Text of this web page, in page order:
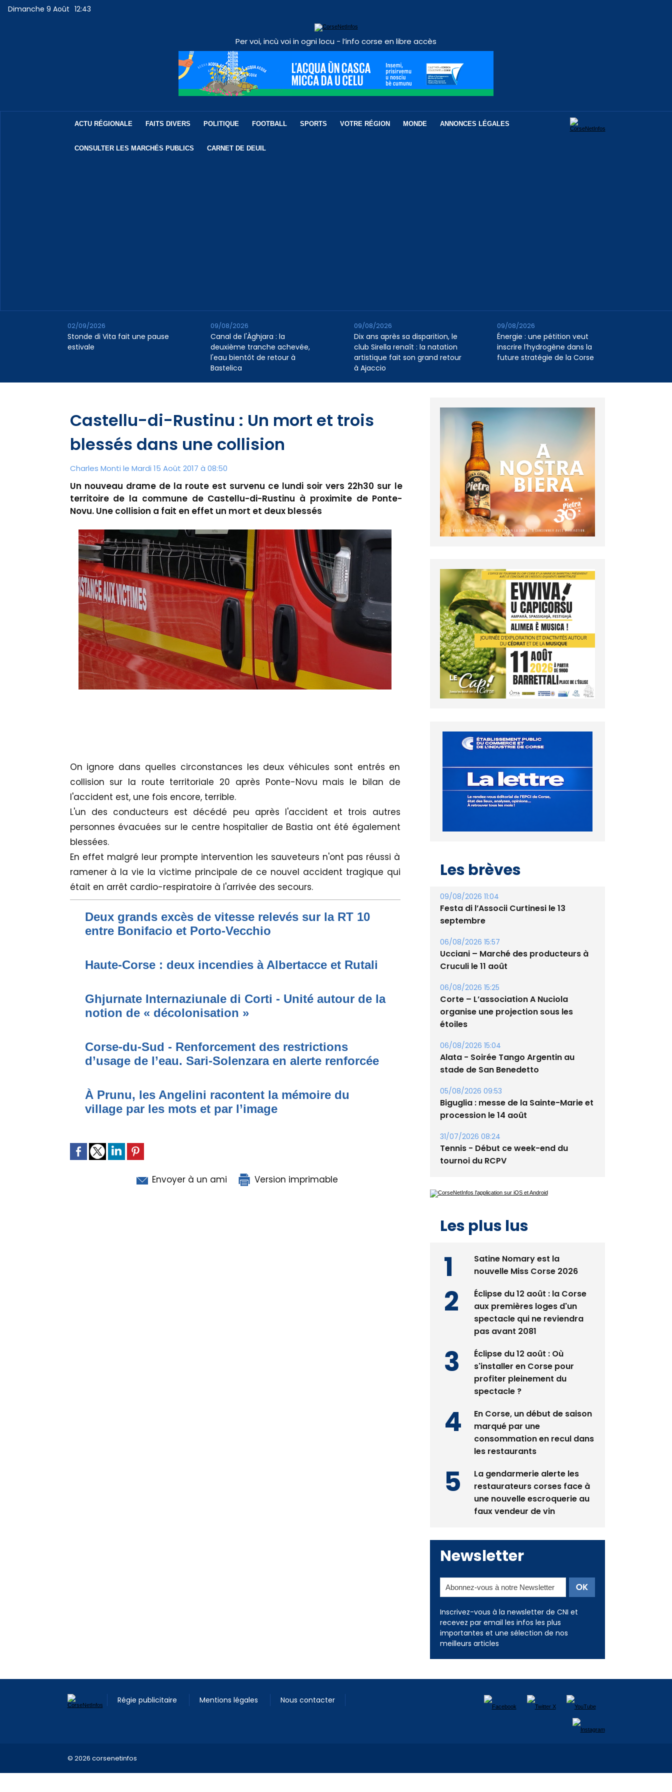
Dimanche 9 Août 12:43
Per voi, incù voi in ogni locu - l’info corse en libre accès
ACTU RÉGIONALE FAITS DIVERS POLITIQUE FOOTBALL SPORTS VOTRE RÉGION MONDE ANNONCES LÉGALES
CONSULTER LES MARCHÉS PUBLICS CARNET DE DEUIL
Stonde di Vita fait une pause
estivale
02/09/2026
Canal de l'Àghjara : la
deuxième tranche achevée,
l'eau bientôt de retour à
Bastelica
09/08/2026
Dix ans après sa disparition, le
club Sirella renaît : la natation
artistique fait son grand retour
à Ajaccio
09/08/2026
Énergie : une pétition veut
inscrire l’hydrogène dans la
future stratégie de la Corse
09/08/2026
Castellu-di-Rustinu : Un mort et trois
blessés dans une collision
Charles Monti le Mardi 15 Août 2017 à 08:50
Un nouveau drame de la route est survenu ce lundi soir vers 22h30 sur le
territoire de la commune de Castellu-di-Rustinu à proximite de Ponte-
Novu. Une collision a fait en effet un mort et deux blessés
On ignore dans quelles circonstances les deux véhicules sont entrés en
collision sur la route territoriale 20 après Ponte-Novu mais le bilan de
l'accident est, une fois encore, terrible.
L'un des conducteurs est décédé peu après l'accident et trois autres
personnes évacuées sur le centre hospitalier de Bastia ont été également
blessées.
En effet malgré leur prompte intervention les sauveteurs n'ont pas réussi à
ramener à la vie la victime principale de ce nouvel accident tragique qui
était en arrêt cardio-respiratoire à l'arrivée des secours.
Deux grands excès de vitesse relevés sur la RT 10
entre Bonifacio et Porto-Vecchio
Haute-Corse : deux incendies à Albertacce et Rutali
Ghjurnate Internaziunale di Corti - Unité autour de la
notion de « décolonisation »
Corse-du-Sud - Renforcement des restrictions
d’usage de l’eau. Sari-Solenzara en alerte renforcée
À Prunu, les Angelini racontent la mémoire du
village par les mots et par l’image
Envoyer à un ami Version imprimable
Les brèves
09/08/2026 11:04
Festa di l’Associi Curtinesi le 13
septembre
06/08/2026 15:57
Ucciani – Marché des producteurs à
Cruculi le 11 août
06/08/2026 15:25
Corte – L’association A Nuciola
organise une projection sous les
étoiles
06/08/2026 15:04
Alata - Soirée Tango Argentin au
stade de San Benedetto
05/08/2026 09:53
Biguglia : messe de la Sainte-Marie et
procession le 14 août
31/07/2026 08:24
Tennis - Début ce week-end du
tournoi du RCPV
Les plus lus
Satine Nomary est la
nouvelle Miss Corse 2026
Éclipse du 12 août : la Corse
aux premières loges d'un
spectacle qui ne reviendra
pas avant 2081
Éclipse du 12 août : Où
s'installer en Corse pour
profiter pleinement du
spectacle ?
En Corse, un début de saison
marqué par une
consommation en recul dans
les restaurants
La gendarmerie alerte les
restaurateurs corses face à
une nouvelle escroquerie au
faux vendeur de vin
Newsletter
Inscrivez-vous à la newsletter de CNI et
recevez par email les infos les plus
importantes et une sélection de nos
meilleurs articles
Régie publicitaire Mentions légales Nous contacter
© 2026 corsenetinfos